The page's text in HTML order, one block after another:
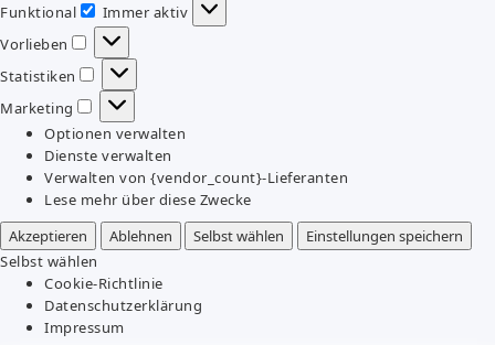
Funktional
Funktional
Immer aktiv
Vorlieben
Vorlieben
Statistiken
Statistiken
Marketing
Marketing
Optionen verwalten
Dienste verwalten
Verwalten von {vendor_count}-Lieferanten
Lese mehr über diese Zwecke
Akzeptieren
Ablehnen Selbst wählen
Einstellungen speichern
Selbst wählen
Cookie-Richtlinie
Datenschutzerklärung
Impressum